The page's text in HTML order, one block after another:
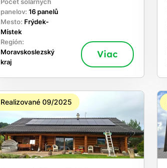
Počet solárnych
panelov: 16 panelů
Mesto: Frýdek-
Místek
Región:
Moravskoslezský
kraj
Viac
Realizované 09/2025